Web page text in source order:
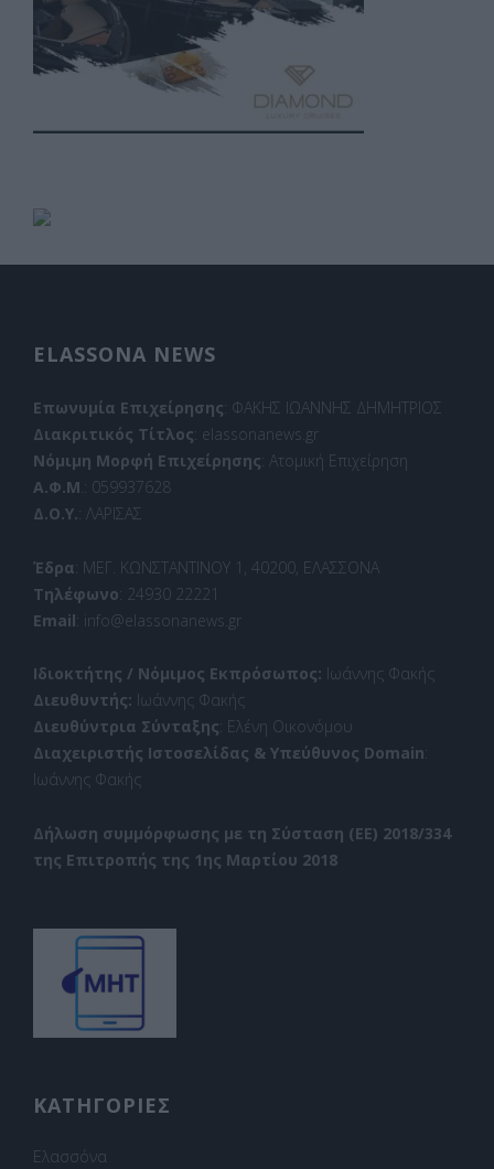
ELASSONA NEWS
Επωνυμία Επιχείρησης: ΦΑΚΗΣ ΙΩΑΝΝΗΣ ΔΗΜΗΤΡΙΟΣ
Διακριτικός Τίτλος: elassonanews.gr
Νόμιμη Μορφή Επιχείρησης: Ατομική Επιχείρηση
Α.Φ.Μ.: 059937628
Δ.Ο.Υ.: ΛΑΡΙΣΑΣ
Έδρα: ΜΕΓ. ΚΩΝΣΤΑΝΤΙΝΟΥ 1, 40200, ΕΛΑΣΣΟΝΑ
Τηλέφωνο: 24930 22221
Email: info@elassonanews.gr
Ιδιοκτήτης / Νόμιμος Εκπρόσωπος: Ιωάννης Φακής
Διευθυντής: Ιωάννης Φακής
Διευθύντρια Σύνταξης: Ελένη Οικονόμου
Διαχειριστής Ιστοσελίδας & Υπεύθυνος Domain:
Ιωάννης Φακής
Δήλωση συμμόρφωσης με τη Σύσταση (ΕΕ) 2018/334
της Επιτροπής της 1ης Μαρτίου 2018
ΚΑΤΗΓΟΡΙΕΣ
Ελασσόνα